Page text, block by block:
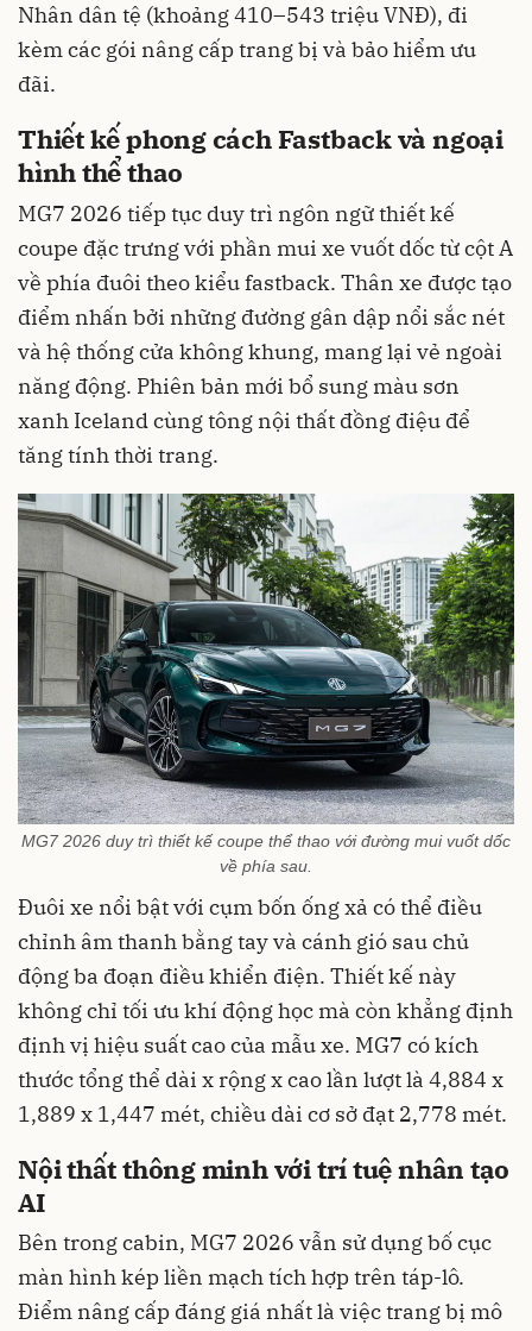
Nhân dân tệ (khoảng 410–543 triệu VNĐ), đi
kèm các gói nâng cấp trang bị và bảo hiểm ưu
đãi.
Thiết kế phong cách Fastback và ngoại
hình thể thao
MG7 2026 tiếp tục duy trì ngôn ngữ thiết kế
coupe đặc trưng với phần mui xe vuốt dốc từ cột A
về phía đuôi theo kiểu fastback. Thân xe được tạo
điểm nhấn bởi những đường gân dập nổi sắc nét
và hệ thống cửa không khung, mang lại vẻ ngoài
năng động. Phiên bản mới bổ sung màu sơn
xanh Iceland cùng tông nội thất đồng điệu để
tăng tính thời trang.
MG7 2026 duy trì thiết kế coupe thể thao với đường mui vuốt dốc
về phía sau.
Đuôi xe nổi bật với cụm bốn ống xả có thể điều
chỉnh âm thanh bằng tay và cánh gió sau chủ
động ba đoạn điều khiển điện. Thiết kế này
không chỉ tối ưu khí động học mà còn khẳng định
định vị hiệu suất cao của mẫu xe. MG7 có kích
thước tổng thể dài x rộng x cao lần lượt là 4,884 x
1,889 x 1,447 mét, chiều dài cơ sở đạt 2,778 mét.
Nội thất thông minh với trí tuệ nhân tạo
AI
Bên trong cabin, MG7 2026 vẫn sử dụng bố cục
màn hình kép liền mạch tích hợp trên táp-lô.
Điểm nâng cấp đáng giá nhất là việc trang bị mô